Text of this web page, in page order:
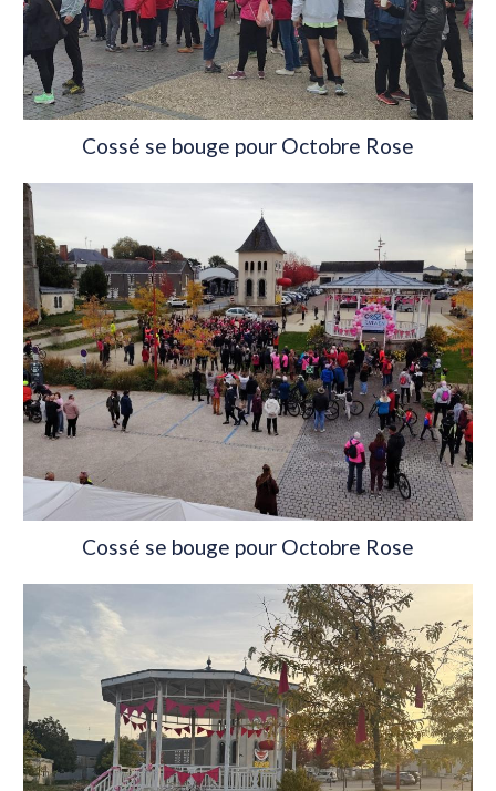
Cossé se bouge pour Octobre Rose
Cossé se bouge pour Octobre Rose